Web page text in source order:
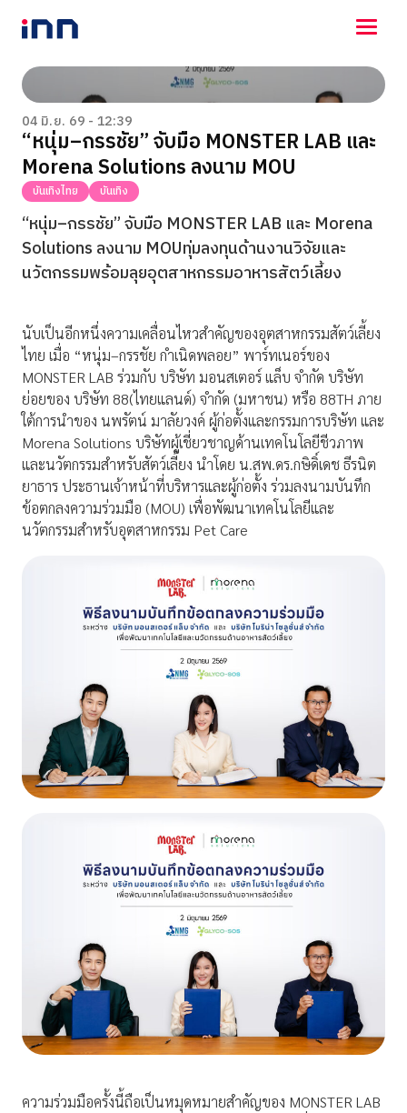
NEWS
ENTERTAINMENT
LIFESTYLE
HOROSCOPE
LOTTERY
VIDEO
ร่วมด้วยช่วยกัน
04 มิ.ย. 69 - 12:39
“หนุ่ม–กรรชัย” จับมือ MONSTER LAB และ
Morena Solutions ลงนาม MOU
บันเทิงไทย บันเทิง
“หนุ่ม–กรรชัย” จับมือ MONSTER LAB และ Morena
Solutions ลงนาม MOUทุ่มลงทุนด้านงานวิจัยและ
นวัตกรรมพร้อมลุยอุตสาหกรรมอาหารสัตว์เลี้ยง
นับเป็นอีกหนึ่งความเคลื่อนไหวสำคัญของอุตสาหกรรมสัตว์เลี้ยง
ไทย เมื่อ “หนุ่ม–กรรชัย กำเนิดพลอย” พาร์ทเนอร์ของ
MONSTER LAB ร่วมกับ บริษัท มอนสเตอร์ แล็บ จำกัด บริษัท
ย่อยของ บริษัท 88(ไทยแลนด์) จำกัด (มหาชน) หรือ 88TH ภาย
ใต้การนำของ นพรัตน์ มาลัยวงค์ ผู้ก่อตั้งและกรรมการบริษัท และ
Morena Solutions บริษัทผู้เชี่ยวชาญด้านเทคโนโลยีชีวภาพ
และนวัตกรรมสำหรับสัตว์เลี้ยง นำโดย น.สพ.ดร.กษิดิ์เดช ธีรนิต
ยาธาร ประธานเจ้าหน้าที่บริหารและผู้ก่อตั้ง ร่วมลงนามบันทึก
ข้อตกลงความร่วมมือ (MOU) เพื่อพัฒนาเทคโนโลยีและ
นวัตกรรมสำหรับอุตสาหกรรม Pet Care
ความร่วมมือครั้งนี้ถือเป็นหมุดหมายสำคัญของ MONSTER LAB